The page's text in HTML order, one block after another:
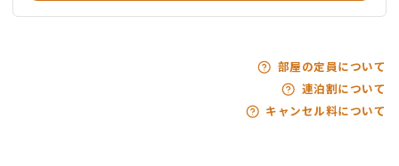
部屋の定員について
連泊割について
キャンセル料について